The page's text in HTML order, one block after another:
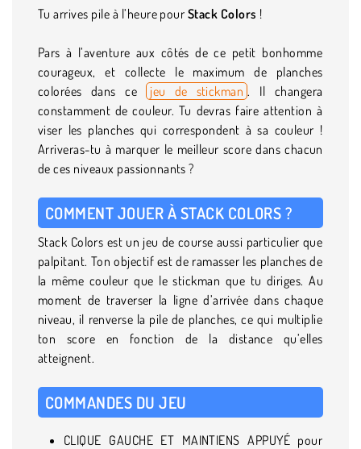
Tu arrives pile à l’heure pour Stack Colors !
Pars à l’aventure aux côtés de ce petit bonhomme
courageux, et collecte le maximum de planches
colorées dans ce jeu de stickman . Il changera
constamment de couleur. Tu devras faire attention à
viser les planches qui correspondent à sa couleur !
Arriveras-tu à marquer le meilleur score dans chacun
de ces niveaux passionnants ?
COMMENT JOUER À STACK COLORS ?
Stack Colors est un jeu de course aussi particulier que
palpitant. Ton objectif est de ramasser les planches de
la même couleur que le stickman que tu diriges. Au
moment de traverser la ligne d’arrivée dans chaque
niveau, il renverse la pile de planches, ce qui multiplie
ton score en fonction de la distance qu’elles
atteignent.
COMMANDES DU JEU
CLIQUE GAUCHE ET MAINTIENS APPUYÉ pour